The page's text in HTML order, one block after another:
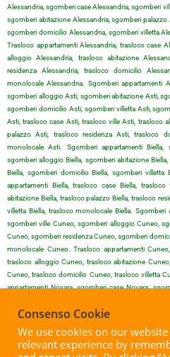
Alessandria, sgomberi case Alessandria, sgomberi
sgomberi abitazione Alessandria, sgomberi
sgomberi domicilio Alessandria, sgomberi villetta
Trasloco appartamenti Alessandria, trasloco case
alloggio Alessandria, trasloco abitazione
residenza Alessandria, trasloco domicilio
monolocale Alessandria. Sgomberi appartamenti
sgomberi alloggio Asti, sgomberi abitazione Asti,
sgomberi domicilio Asti, sgomberi villetta Asti,
Asti, trasloco case Asti, trasloco ville Asti, trasloco
palazzo Asti, trasloco residenza Asti, trasloco
monolocale Asti. Sgomberi appartamenti Biella,
sgomberi alloggio Biella, sgomberi abitazione
Biella, sgomberi domicilio Biella, sgomberi villetta
appartamenti Biella, trasloco case Biella,
abitazione Biella, trasloco palazzo Biella, trasloco
villetta Biella, trasloco monolocale Biella.
sgomberi ville Cuneo, sgomberi alloggio Cuneo,
Cuneo, sgomberi residenza Cuneo, sgomberi
monolocale Cuneo. Trasloco appartamenti
trasloco alloggio Cuneo, trasloco abitazione
Cuneo, trasloco domicilio Cuneo, trasloco villetta
appartamenti Novara, sgomberi case Novara,
domicilio Novara, sgomberi villetta Novara,
Novara, trasloco case Novara, trasloco ville
Novara, trasloco palazzo Novara, trasloco
villetta Novara, trasloco monolocale Novara.
Consenso Cookie
We use cookies on our
relevant experience by